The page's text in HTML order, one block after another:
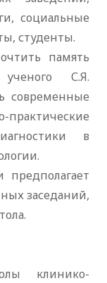
социальные
студенты.
память
ученого С.Я.
современные
в
заседаний,
клинико-